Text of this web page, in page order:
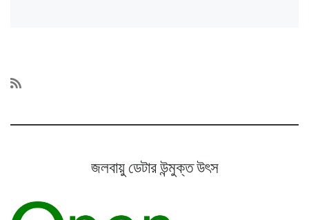
জলবায়ু ডেটার উন্মুক্ত উৎস